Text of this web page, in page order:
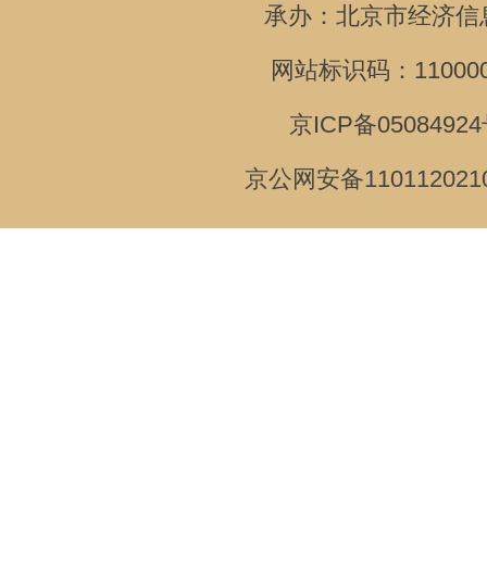
承办：北京市经济信
网站标识码：
京ICP备
京公网安备